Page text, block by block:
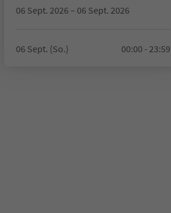
06 Sept. 2026 – 06 Sept. 2026
06 Sept. (So.) 00:00 - 23:59